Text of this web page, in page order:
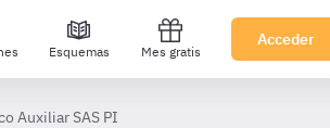
Esquemas Mes gratis
Acceder
Auxiliar SAS PI